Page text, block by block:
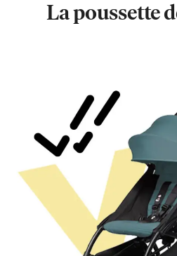
La poussette